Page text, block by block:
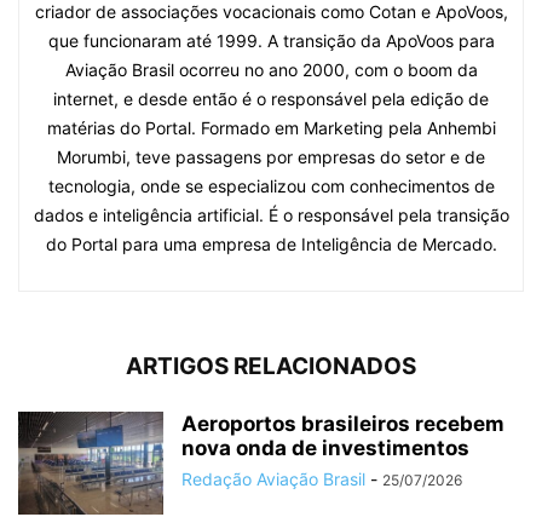
criador de associações vocacionais como Cotan e ApoVoos,
que funcionaram até 1999. A transição da ApoVoos para
Aviação Brasil ocorreu no ano 2000, com o boom da
internet, e desde então é o responsável pela edição de
matérias do Portal. Formado em Marketing pela Anhembi
Morumbi, teve passagens por empresas do setor e de
tecnologia, onde se especializou com conhecimentos de
dados e inteligência artificial. É o responsável pela transição
do Portal para uma empresa de Inteligência de Mercado.
ARTIGOS RELACIONADOS
Aeroportos brasileiros recebem
nova onda de investimentos
Redação Aviação Brasil - 25/07/2026